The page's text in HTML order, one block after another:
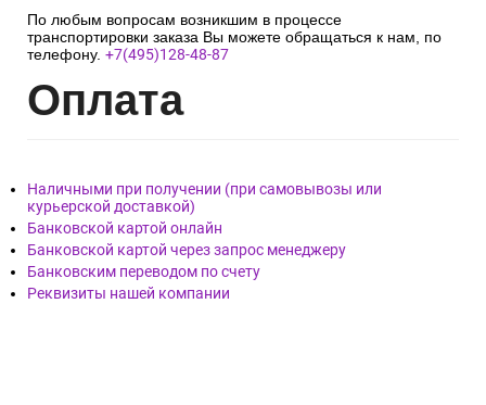
По любым вопросам возникшим в процессе
транспортировки заказа Вы можете обращаться к нам, по
телефону. +7(495)128-48-87
Оплата
Наличными при получении (при самовывозы или
курьерской доставкой)
Банковской картой онлайн
Банковской картой через запрос менеджеру
Банковским переводом по счету
Реквизиты нашей компании